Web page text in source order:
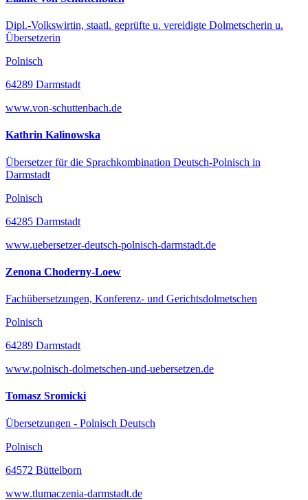
Dipl.-Volkswirtin, staatl. geprüfte u. vereidigte Dolmetscherin u.
Übersetzerin
Polnisch
64289 Darmstadt
www.von-schuttenbach.de
Kathrin Kalinowska
Übersetzer für die Sprachkombination Deutsch-Polnisch in
Darmstadt
Polnisch
64285 Darmstadt
www.uebersetzer-deutsch-polnisch-darmstadt.de
Zenona Choderny-Loew
Fachübersetzungen, Konferenz- und Gerichtsdolmetschen
Polnisch
64289 Darmstadt
www.polnisch-dolmetschen-und-uebersetzen.de
Tomasz Sromicki
Übersetzungen - Polnisch Deutsch
Polnisch
64572 Büttelborn
www.tlumaczenia-darmstadt.de